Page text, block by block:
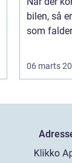
bilen, så
som
06 marts